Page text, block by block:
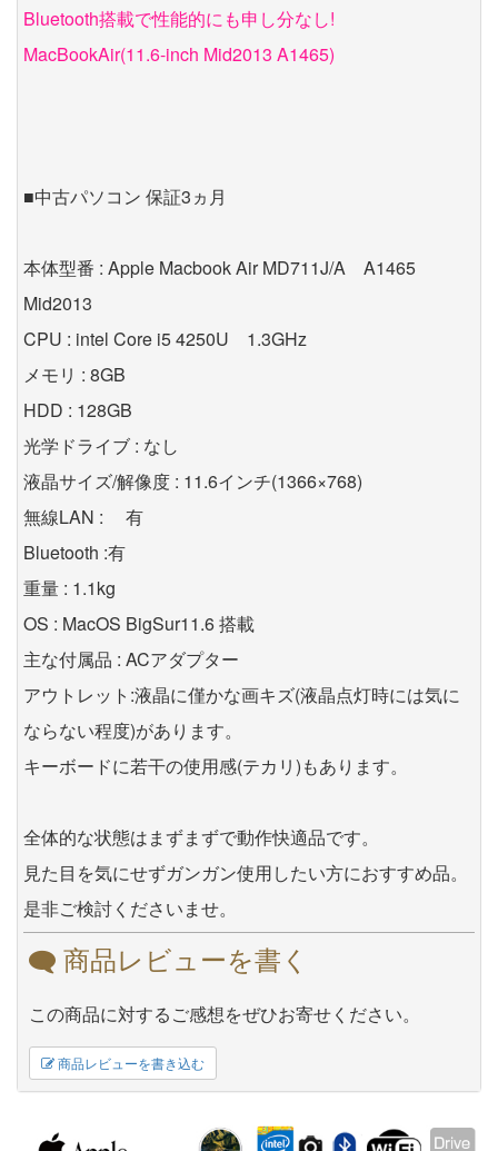
Bluetooth搭載で性能的にも申し分なし!
MacBookAir(11.6-inch Mid2013 A1465)
■中古パソコン 保証3ヵ月
本体型番 : Apple Macbook Air MD711J/A A1465
Mid2013
CPU : intel Core i5 4250U 1.3GHz
メモリ : 8GB
HDD : 128GB
光学ドライブ : なし
液晶サイズ/解像度 : 11.6インチ(1366×768)
無線LAN : 有
Bluetooth :有
重量 : 1.1kg
OS : MacOS BigSur11.6 搭載
主な付属品 : ACアダプター
アウトレット:液晶に僅かな画キズ(液晶点灯時には気に
ならない程度)があります。
キーボードに若干の使用感(テカリ)もあります。
全体的な状態はまずまずで動作快適品です。
見た目を気にせずガンガン使用したい方におすすめ品。
是非ご検討くださいませ。
商品レビューを書く
この商品に対するご感想をぜひお寄せください。
商品レビューを書き込む